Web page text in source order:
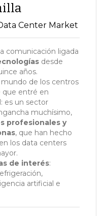
Center Market
comunicación ligada
desde
años.
de los centros
que entré en
es un sector
muchísimo,
profesionales y
, que han hecho
los data centers
de interés:
artificial e